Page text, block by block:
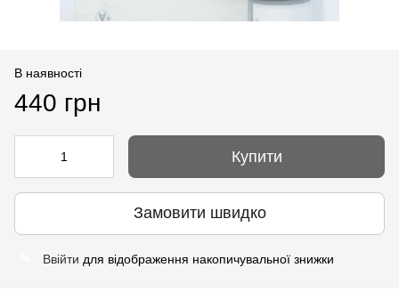
В наявності
440 грн
Купити
Замовити швидко
Ввійти для відображення накопичувальної знижки